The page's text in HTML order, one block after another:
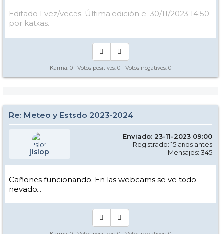
Editado 1 vez/veces. Última edición el 30/11/2023 14:50
por katxas.
Karma: 0 - Votos positivos: 0 - Votos negativos: 0
Re: Meteo y Estsdo 2023-2024
jislop
Enviado: 23-11-2023 09:00
Registrado: 15 años antes
Mensajes: 345
Cañones funcionando. En las webcams se ve todo
nevado...